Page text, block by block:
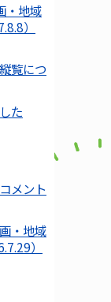
・地域
）
覧につ
た
メント
・地域
）